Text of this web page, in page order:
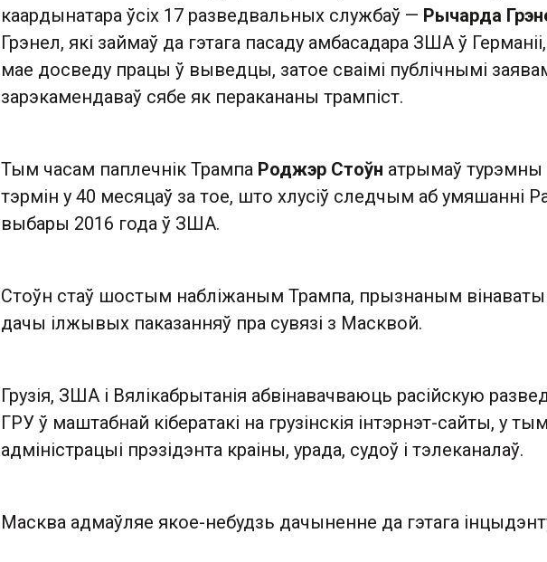
каардынатара ўсіх 17 разведвальных службаў — Рычарда
Грэнел, які займаў да гэтага пасаду амбасадара ЗША ў
мае досведу працы ў выведцы, затое сваімі публічнымі
зарэкамендаваў сябе як перакананы трампіст.
Тым часам паплечнік Трампа Роджэр Стоўн атрымаў турэмны
тэрмін у 40 месяцаў за тое, што хлусіў следчым аб умяшанні
выбары 2016 года ў ЗША.
Стоўн стаў шостым набліжаным Трампа, прызнаным
дачы ілжывых паказанняў пра сувязі з Масквой.
Грузія, ЗША і Вялікабрытанія абвінавачваюць расійскую
ГРУ ў маштабнай кібератакі на грузінскія інтэрнэт-сайты, у
адміністрацыі прэзідэнта краіны, урада, судоў і тэлеканалаў.
Масква адмаўляе якое-небудзь дачыненне да гэтага